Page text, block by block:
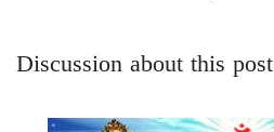
Discussion about this post